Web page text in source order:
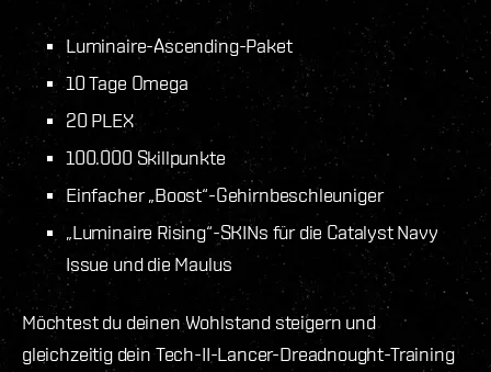
Luminaire-Ascending-Paket
10 Tage Omega
20 PLEX
100.000 Skillpunkte
Einfacher „Boost“-Gehirnbeschleuniger
„Luminaire Rising“-SKINs für die Catalyst Navy
Issue und die Maulus
Möchtest du deinen Wohlstand steigern und
gleichzeitig dein Tech-II-Lancer-Dreadnought-Training